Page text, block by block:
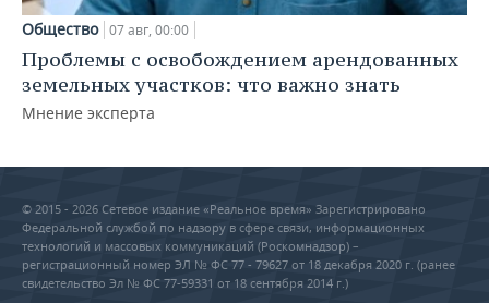
Общество 07 авг, 00:00
Проблемы с освобождением арендованных
земельных участков: что важно знать
Мнение эксперта
© 2015 - 2026 Сетевое издание «Реальное время» Зарегистрировано
Федеральной службой по надзору в сфере связи, информационных
технологий и массовых коммуникаций (Роскомнадзор) –
регистрационный номер ЭЛ № ФС 77 - 79627 от 18 декабря 2020 г. (ранее
свидетельство Эл № ФС 77-59331 от 18 сентября 2014 г.)